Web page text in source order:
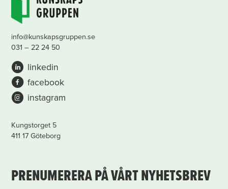
info@kunskapsgruppen.se
031 – 22 24 50
linkedin
facebook
instagram
Kungstorget 5
411 17 Göteborg
PRENUMERERA PÅ VÅRT NYHETSBREV